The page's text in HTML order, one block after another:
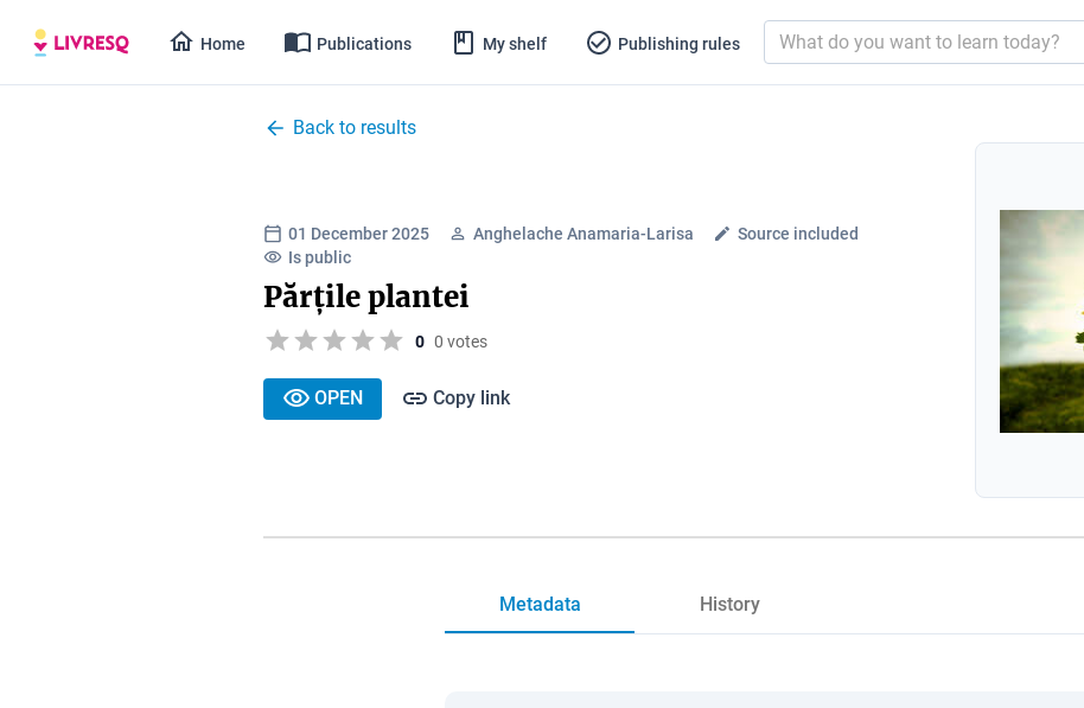
Home Publications My shelf Publishing rules
Back to results
01 December 2025 Anghelache Anamaria-Larisa
Source included
Is public
Părțile plantei
0 0 votes
OPEN Copy link
Metadata History